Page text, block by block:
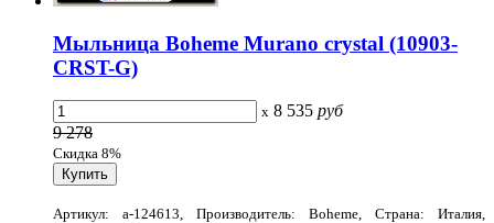
Мыльница Boheme Murano crystal (10903-
CRST-G)
x 8 535 руб
9 278
Скидка 8%
Артикул: a-124613, Производитель: Boheme, Страна: Италия,